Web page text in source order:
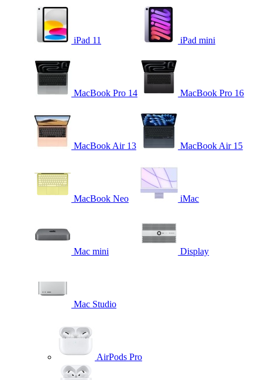
iPad 11 iPad mini
MacBook Pro 14 MacBook Pro 16
MacBook Air 13 MacBook Air 15
MacBook Neo iMac
Mac mini Display
Mac Studio
AirPods Pro